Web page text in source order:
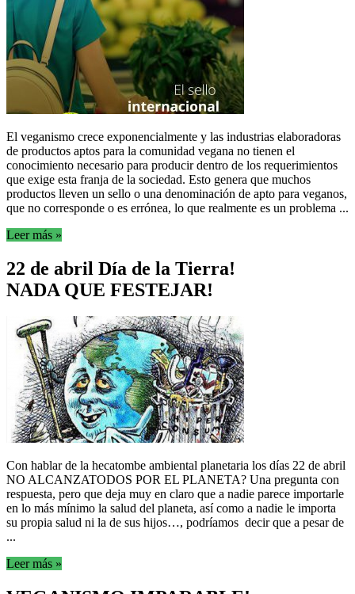
El veganismo crece exponencialmente y las industrias elaboradoras
de productos aptos para la comunidad vegana no tienen el
conocimiento necesario para producir dentro de los requerimientos
que exige esta franja de la sociedad. Esto genera que muchos
productos lleven un sello o una denominación de apto para veganos,
que no corresponde o es errónea, lo que realmente es un problema ...
Leer más »
22 de abril Día de la Tierra!
NADA QUE FESTEJAR!
Con hablar de la hecatombe ambiental planetaria los días 22 de abril
NO ALCANZATODOS POR EL PLANETA? Una pregunta con
respuesta, pero que deja muy en claro que a nadie parece importarle
en lo más mínimo la salud del planeta, así como a nadie le importa
su propia salud ni la de sus hijos…, podríamos decir que a pesar de
...
Leer más »